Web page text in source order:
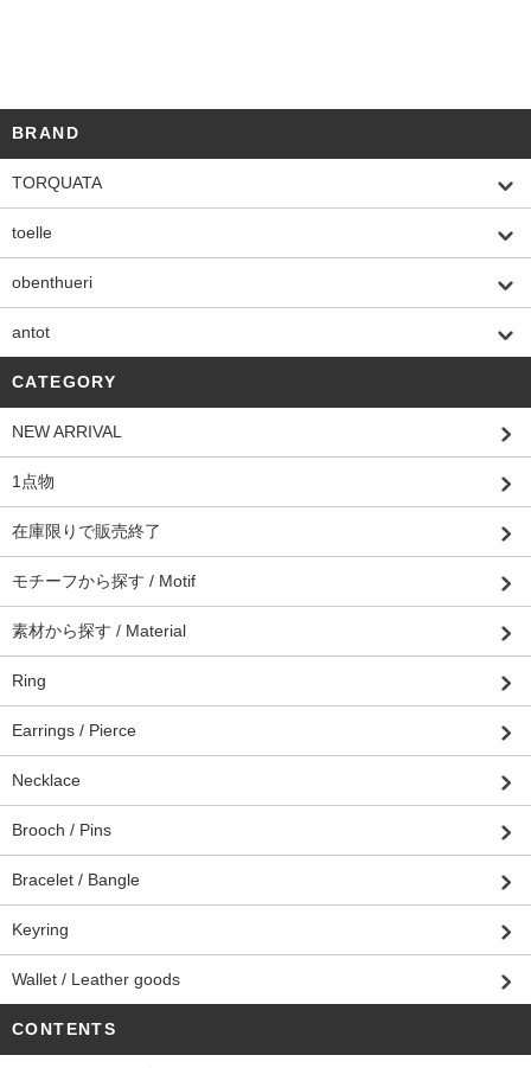
BRAND
TORQUATA
toelle
obenthueri
antot
CATEGORY
NEW ARRIVAL
1点物
在庫限りで販売終了
モチーフから探す / Motif
素材から探す / Material
Ring
Earrings / Pierce
Necklace
Brooch / Pins
Bracelet / Bangle
Keyring
Wallet / Leather goods
CONTENTS